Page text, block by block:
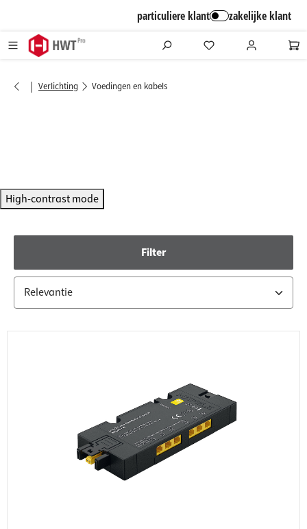
particuliere klant zakelijke klant
| Verlichting Voedingen en kabels
High-contrast mode
Filter